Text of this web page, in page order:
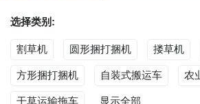
选择类别:
割草机 圆形捆打捆机 搂草机
方形捆打捆机 自装式搬运车 农
干草运输拖车 显示全部